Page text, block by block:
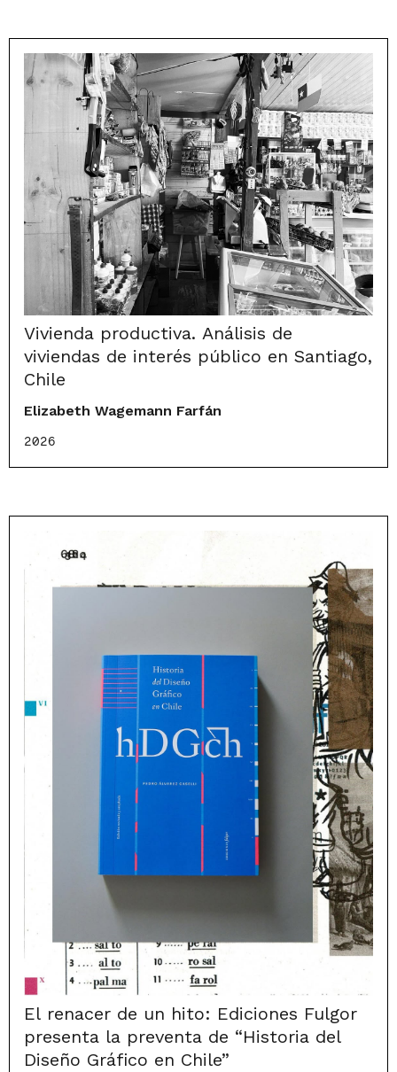
Vivienda productiva. Análisis de
viviendas de interés público en Santiago,
Chile
Elizabeth Wagemann Farfán
2026
El renacer de un hito: Ediciones Fulgor
presenta la preventa de “Historia del
Diseño Gráfico en Chile”